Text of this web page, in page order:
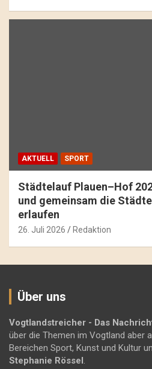
AKTUELL SPORT
Städtelauf Plauen–Hof
und gemeinsam die
erlaufen
26. Juli 2026 Redaktion
Über uns
Vogtlandstreicher - Das
über die Themen im Vogtland aber
Bereichen Sport, Kunst und Kultur
Stephanie Rössel.